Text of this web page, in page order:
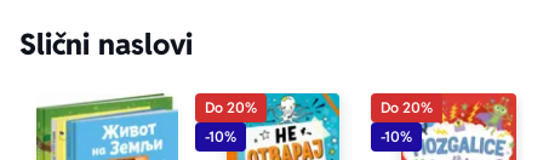
Slični naslovi
Do 20%
-10%
Do 20%
-10%